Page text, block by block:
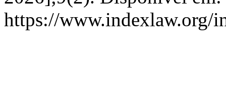
https://www.indexlaw.org/